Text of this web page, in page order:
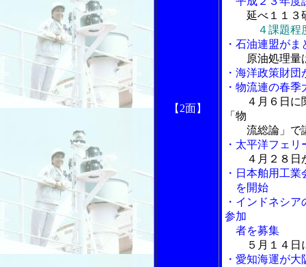
【2面】
延べ１１３
４課題程
・石油連盟が
原油処理量
・海洋政策財
・物流連の春
４月６日に
「物
流総論」で
・太平洋フェ
４月２８日
・日本舶用工
を開始
・インドネシ
参加
者を募集
５月１４日
・愛知海運が